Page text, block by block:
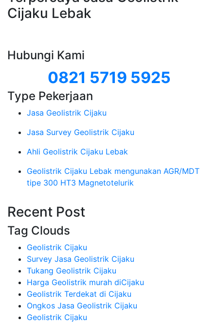
Cijaku Lebak
Hubungi Kami
0821 5719 5925
Type Pekerjaan
Jasa Geolistrik Cijaku
Jasa Survey Geolistrik Cijaku
Ahli Geolistrik Cijaku Lebak
Geolistrik Cijaku Lebak mengunakan AGR/MDT
tipe 300 HT3 Magnetotelurik
Recent Post
Tag Clouds
Geolistrik Cijaku
Survey Jasa Geolistrik Cijaku
Tukang Geolistrik Cijaku
Harga Geolistrik murah diCijaku
Geolistrik Terdekat di Cijaku
Ongkos Jasa Geolistrik Cijaku
Geolistrik Cijaku